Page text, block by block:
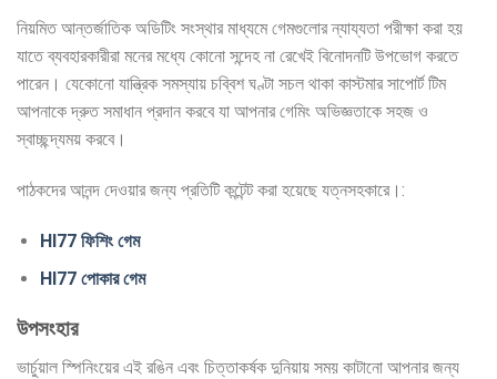
নিয়মিত আন্তর্জাতিক অডিটিং সংস্থার মাধ্যমে গেমগুলোর ন্যায্যতা পরীক্ষা করা হয়
যাতে ব্যবহারকারীরা মনের মধ্যে কোনো সন্দেহ না রেখেই বিনোদনটি উপভোগ করতে
পারেন। যেকোনো যান্ত্রিক সমস্যায় চব্বিশ ঘণ্টা সচল থাকা কাস্টমার সাপোর্ট টিম
আপনাকে দ্রুত সমাধান প্রদান করবে যা আপনার গেমিং অভিজ্ঞতাকে সহজ ও
স্বাচ্ছন্দ্যময় করবে।
পাঠকদের আনন্দ দেওয়ার জন্য প্রতিটি কন্টেন্ট করা হয়েছে যত্নসহকারে।:
HI77 ফিশিং গেম
HI77 পোকার গেম
উপসংহার
ভার্চুয়াল স্পিনিংয়ের এই রঙিন এবং চিত্তাকর্ষক দুনিয়ায় সময় কাটানো আপনার জন্য